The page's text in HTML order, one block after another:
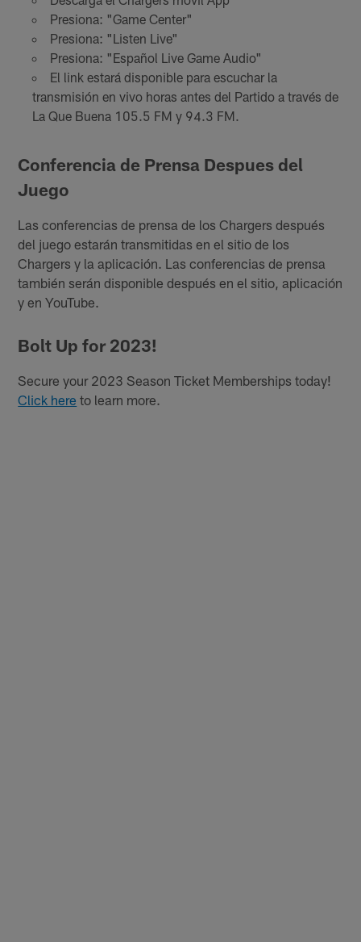
Presiona: "Game Center"
Presiona: "Listen Live"
Presiona: "Español Live Game Audio"
El link estará disponible para escuchar la
transmisión en vivo horas antes del Partido a través de
La Que Buena 105.5 FM y 94.3 FM.
Conferencia de Prensa Despues del
Juego
Las conferencias de prensa de los Chargers después
del juego estarán transmitidas en el sitio de los
Chargers y la aplicación. Las conferencias de prensa
también serán disponible después en el sitio, aplicación
y en YouTube.
Bolt Up for 2023!
Secure your 2023 Season Ticket Memberships today!
Click here to learn more.